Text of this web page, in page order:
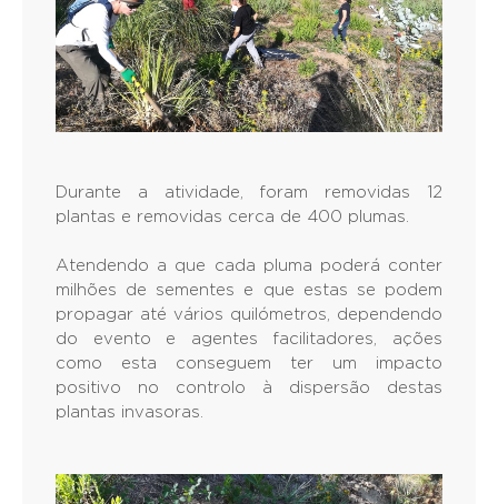
Durante a atividade, foram removidas 12
plantas e removidas cerca de 400 plumas.
Atendendo a que cada pluma poderá conter
milhões de sementes e que estas se podem
propagar até vários quilómetros, dependendo
do evento e agentes facilitadores, ações
como esta conseguem ter um impacto
positivo no controlo à dispersão destas
plantas invasoras.